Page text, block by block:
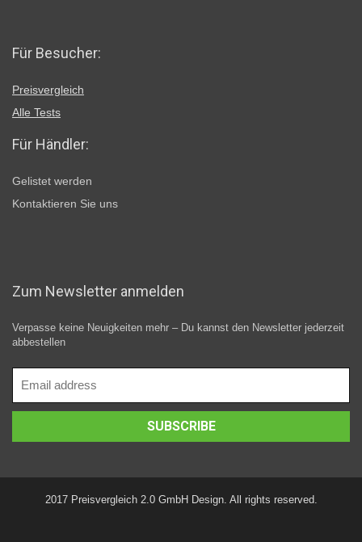
Für Besucher:
Preisvergleich
Alle Tests
Für Händler:
Gelistet werden
Kontaktieren Sie uns
Zum Newsletter anmelden
Verpasse keine Neuigkeiten mehr – Du kannst den Newsletter jederzeit
abbestellen
2017 Preisvergleich 2.0 GmbH Design. All rights reserved.